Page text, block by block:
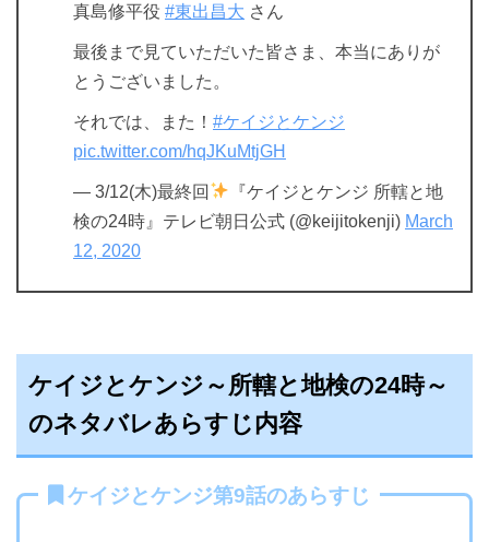
真島修平役 #東出昌大 さん
最後まで見ていただいた皆さま、本当にありが
とうございました。
それでは、また！ #ケイジとケンジ
pic.twitter.com/hqJKuMtjGH
— 3/12(木)最終回
『ケイジとケンジ 所轄と地
検の24時』テレビ朝日公式 (@keijitokenji) March
12, 2020
ケイジとケンジ～所轄と地検の24時～
のネタバレあらすじ内容
ケイジとケンジ第9話のあらすじ